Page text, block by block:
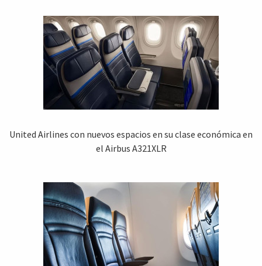
United Airlines con nuevos espacios en su clase económica en
el Airbus A321XLR